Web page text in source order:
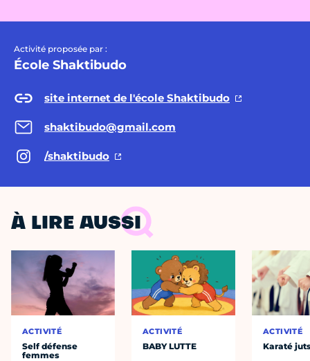
Activité proposée par :
École Shaktibudo
site internet de l'école Shaktibudo
shaktibudo@gmail.com
/shaktibudo
À LIRE AUSSI
ACTIVITÉ
Self défense
femmes
ACTIVITÉ
BABY LUTTE
ACTIVITÉ
Karaté